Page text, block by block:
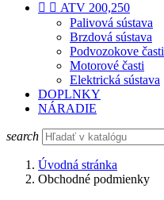
  ATV 200,250
Palivová sústava
Brzdová sústava
Podvozokove časti
Motorové časti
Elektrická sústava
DOPLNKY
NÁRADIE
search
Úvodná stránka
Obchodné podmienky